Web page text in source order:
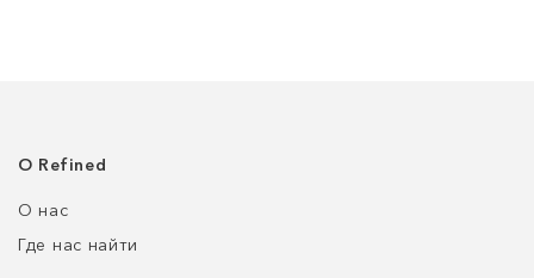
О Refined
О нас
Где нас найти